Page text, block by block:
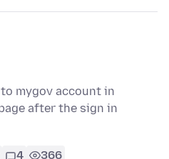
mygov account in
after the sign in
4 366